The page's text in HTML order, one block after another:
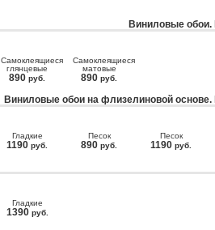
Виниловые обои.
Самоклеящиеся
глянцевые
890 руб.
Самоклеящиеся
матовые
890 руб.
Виниловые обои на флизелиновой
Гладкие
1190 руб.
Песок
890 руб.
Песок
1190 руб.
Гладкие
1390 руб.